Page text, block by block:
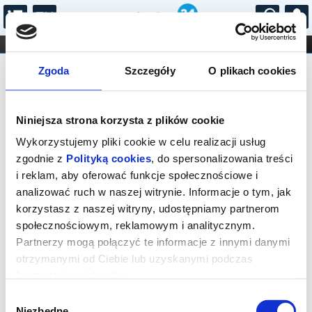
Zgoda Szczegóły O plikach cookies
Niniejsza strona korzysta z plików cookie
Wykorzystujemy pliki cookie w celu realizacji usług
zgodnie z Polityką cookies, do spersonalizowania treści
i reklam, aby oferować funkcje społecznościowe i
analizować ruch w naszej witrynie. Informacje o tym, jak
korzystasz z naszej witryny, udostępniamy partnerom
społecznościowym, reklamowym i analitycznym.
Partnerzy mogą połączyć te informacje z innymi danymi
otrzymanymi od Ciebie lub uzyskanymi podczas
...
FILHARMONIA OPERA I BALET
STAND-UP
DLA DZIECI
Bilety na: Kryminał improwizowany
Łódź, Piotrkowska 138/140
30.08.2026, g. 19:00 (niedziela)
cena - od 80,00 pln
Organizator: Teatr Komedii Impro w Łodzi